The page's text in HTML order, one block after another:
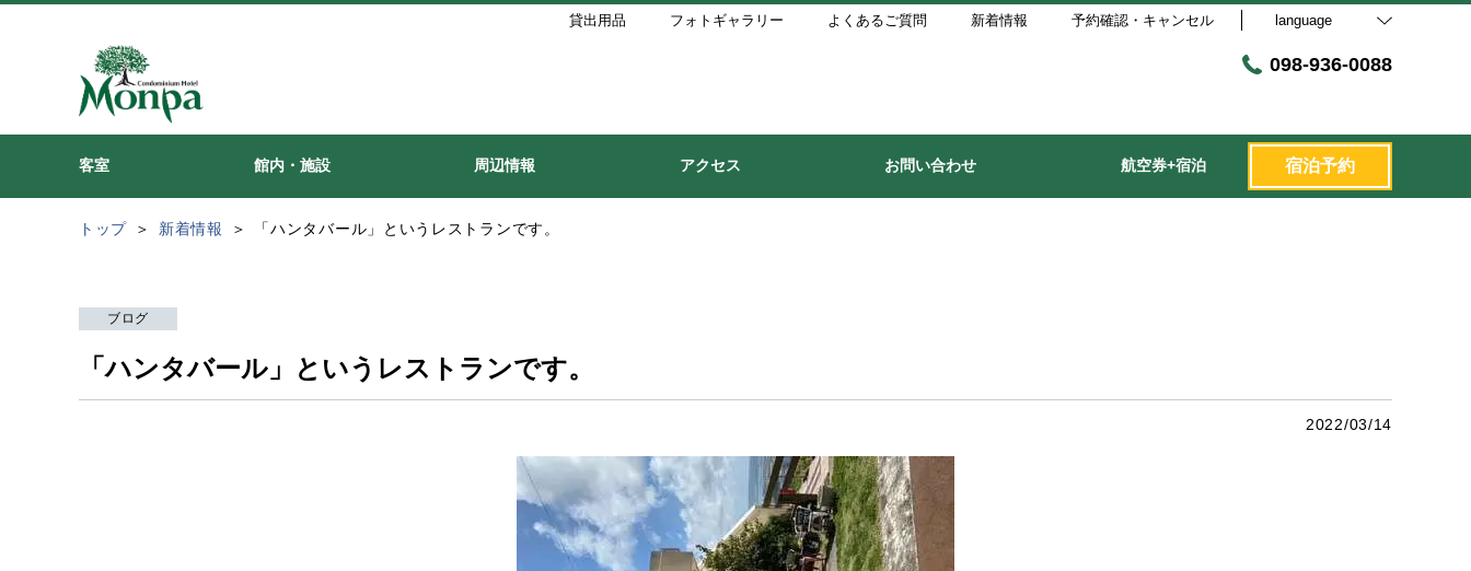
貸出用品 フォトギャラリー よくあるご質問 新着情報 予約確認・キャンセル language
098-936-0088
客室 館内・施設 周辺情報 アクセス お問い合わせ 航空券+宿泊 宿泊予約
トップ 新着情報 「ハンタバール」というレストランです。
ブログ
「ハンタバール」というレストランです。
2022/03/14